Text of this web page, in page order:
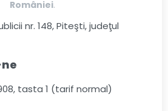
României.
nr. 148, Piteşti, judeţul
tasta 1 (tarif normal)